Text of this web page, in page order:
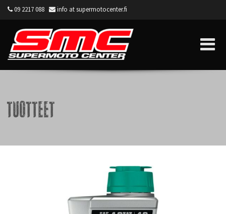
09 2217 088 info at supermotocenter.fi
Tuotteet